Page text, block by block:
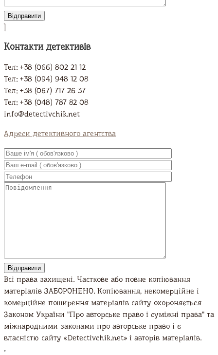
]
Контакти детективів
Тел: +38 (066) 802 21 12
Тел: +38 (094) 948 12 08
Тел: +38 (067) 717 26 37
Тел: +38 (048) 787 82 08
info@detectivchik.net
Адреси детективного агентства
Всі права захищені. Часткове або повне копіювання
матеріалів ЗАБОРОНЕНО. Копіювання, некомерційне і
комерційне поширення матеріалів сайту охороняється
Законом України "Про авторське право і суміжні права" та
міжнародними законами про авторське право і є
власністю сайту «Detectivchik.net» і авторів матеріалів.